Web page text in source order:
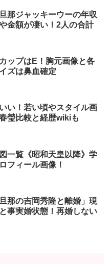
那ジャッキーウーの年収
金額が凄い！2人の合計
ップはE！胸元画像と各
ズは鼻血確定
い！若い頃やスタイル画
瑩比較と経歴wikiも
一覧《昭和天皇以降》学
フィール画像！
那の吉岡秀隆と離婚」現
事実婚状態！再婚しない